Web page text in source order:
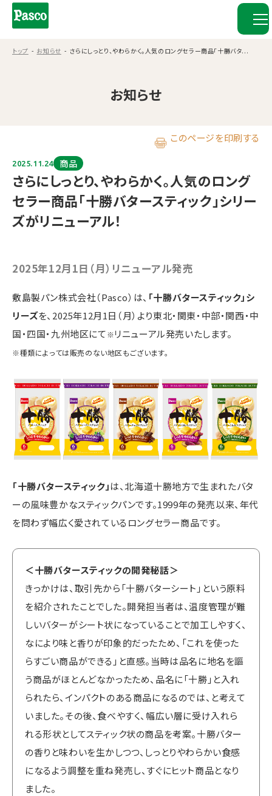
トップ お知らせ さらにしっとり、やわらかく。人気のロングセラー商品「十勝バタ...
お知らせ
さらにしっとり、やわらかく。人気のロング
セラー商品「十勝バタースティック」シリー
ズがリニューアル！
2025.11.24 商品
このページを印刷する
2025年12月1日（月）リニューアル発売
敷島製パン株式会社（Pasco）は、 「十勝バタースティック」シ
リーズを、2025年12月1日（月）より東北・関東・中部・関西・中
国・四国・九州地区にて※リニューアル発売いたします。
※種類によっては販売のない地区もございます。
「十勝バタースティック」は、北海道十勝地方で生まれたバタ
ーの風味豊かなスティックパンです。1999年の発売以来、年代
を問わず幅広く愛されているロングセラー商品です。
＜十勝バタースティックの開発秘話＞
きっかけは、取引先から「十勝バターシート」という原料
を紹介されたことでした。開発担当者は、温度管理が難
しいバターがシート状になっていることで加工しやすく、
なにより味と香りが印象的だったため、「これを使った
らすごい商品ができる」と直感。当時は品名に地名を謳
う商品がほとんどなかったため、品名に「十勝」と入れ
られたら、インパクトのある商品になるのでは、と考えて
いました。その後、食べやすく、幅広い層に受け入れら
れる形状としてスティック状の商品を考案。十勝バター
の香りと味わいを生かしつつ、しっとりやわらかい食感
になるよう調整を重ね発売し、すぐにヒット商品となり
ました。